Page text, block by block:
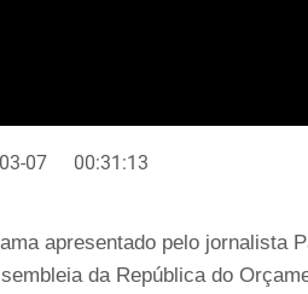
07 00:31:13
apresentado pelo jornalista
da República do